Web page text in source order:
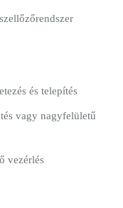
és telepítés
vagy nagyfelületű
vezérlés